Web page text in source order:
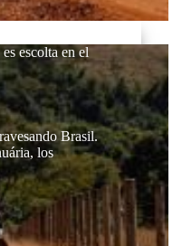
escolta en el
Brasil.
los